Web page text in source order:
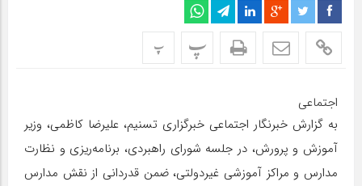
پ پ
اجتماعی
به گزارش خبرنگار اجتماعی خبرگزاری تسنیم، علیرضا کاظمی، وزیر
آموزش و پرورش، در جلسه شورای راهبردی، برنامه‌ریزی و نظارت
مدارس و مراکز آموزشی غیردولتی، ضمن قدردانی از نقش مدارس